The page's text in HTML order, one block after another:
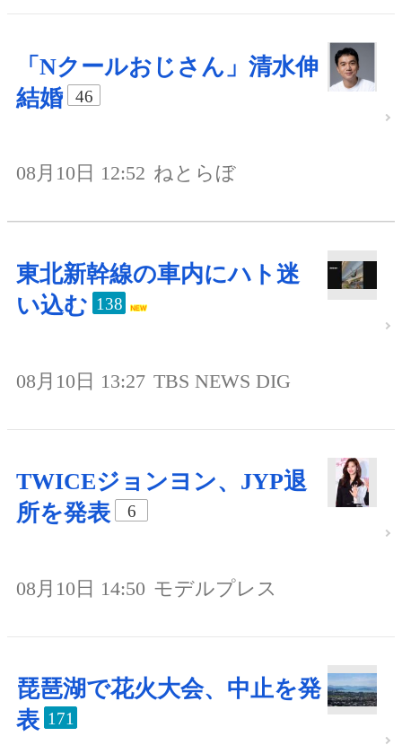
「Nクールおじさん」清水伸
結婚
46
08月10日 12:52 ねとらぼ
東北新幹線の車内にハト迷
い込む 138
08月10日 13:27 TBS NEWS DIG
TWICEジョンヨン、JYP退
所を発表
6
08月10日 14:50 モデルプレス
琵琶湖で花火大会、中止を発
表 171